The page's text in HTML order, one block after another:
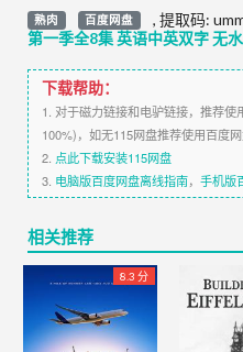
熟肉 百度网盘
第一季全8集 英语中英双字 无
, 提取码:
下载帮助：
1. 对于磁力链接和电驴链接，推荐
100%)，如无115网盘推荐使用百度
2. 点此下载安装115网盘
3. 电脑版百度网盘离线指南， 手机版
相关推荐
8.3 分